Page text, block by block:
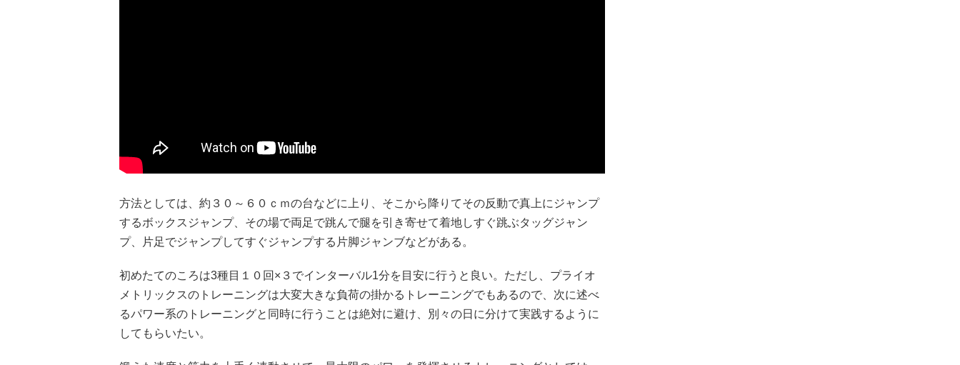
方法としては、約３０～６０ｃｍの台などに上り、そこから降りてその反動で真上にジャンプ
するボックスジャンプ、その場で両足で跳んで腿を引き寄せて着地しすぐ跳ぶタッグジャン
プ、片足でジャンプしてすぐジャンプする片脚ジャンブなどがある。
初めたてのころは3種目１０回×３でインターバル1分を目安に行うと良い。ただし、プライオ
メトリックスのトレーニングは大変大きな負荷の掛かるトレーニングでもあるので、次に述べ
るパワー系のトレーニングと同時に行うことは絶対に避け、別々の日に分けて実践するように
してもらいたい。